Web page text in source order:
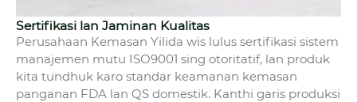
Sertifikasi lan Jaminan Kualitas
Perusahaan Kemasan Yilida wis lulus sertifikasi sistem
manajemen mutu ISO9001 sing otoritatif, lan produk
kita tundhuk karo standar keamanan kemasan
panganan FDA lan QS domestik. Kanthi garis produksi